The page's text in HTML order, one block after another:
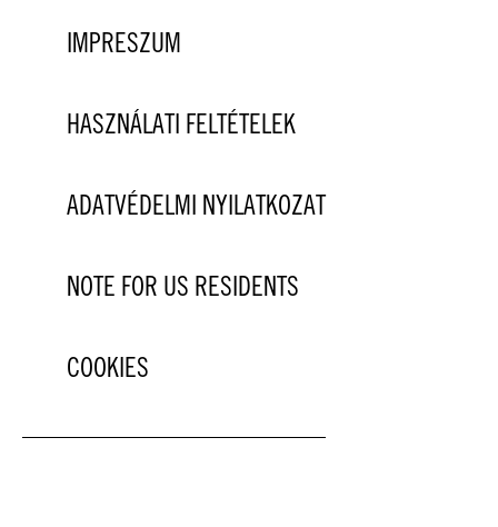
IMPRESZUM
HASZNÁLATI FELTÉTELEK
ADATVÉDELMI NYILATKOZAT
NOTE FOR US RESIDENTS
COOKIES